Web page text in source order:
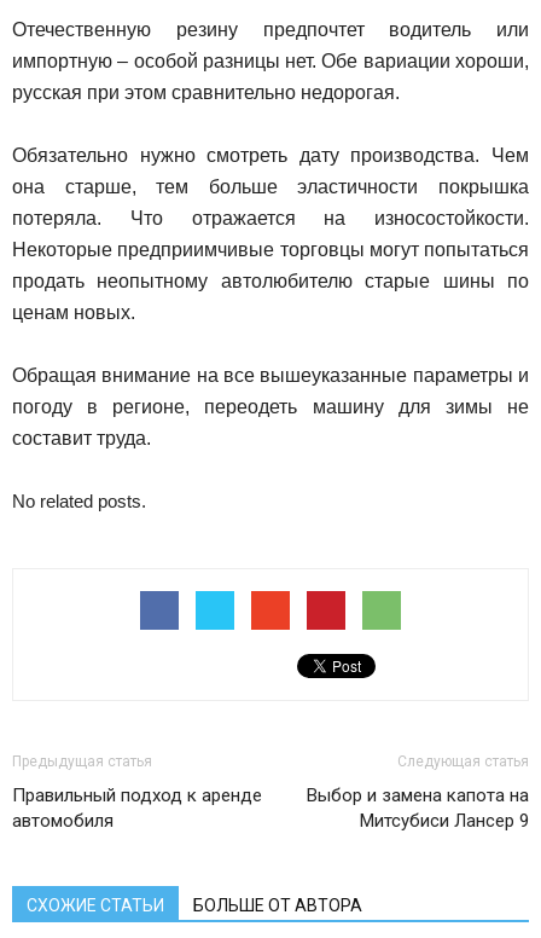
Отечественную резину предпочтет водитель или
импортную – особой разницы нет. Обе вариации хороши,
русская при этом сравнительно недорогая.
Обязательно нужно смотреть дату производства. Чем
она старше, тем больше эластичности покрышка
потеряла. Что отражается на износостойкости.
Некоторые предприимчивые торговцы могут попытаться
продать неопытному автолюбителю старые шины по
ценам новых.
Обращая внимание на все вышеуказанные параметры и
погоду в регионе, переодеть машину для зимы не
составит труда.
No related posts.
Предыдущая статья
Правильный подход к аренде
автомобиля
Следующая статья
Выбор и замена капота на
Митсубиси Лансер 9
СХОЖИЕ СТАТЬИ БОЛЬШЕ ОТ АВТОРА